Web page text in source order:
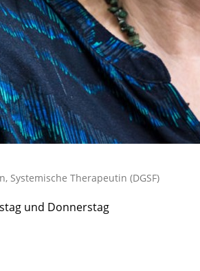
Systemische Therapeutin (DGSF)
und Donnerstag